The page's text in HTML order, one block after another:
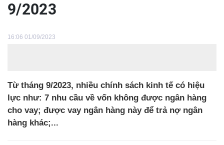
9/2023
16:06 01/09/2023
Từ tháng 9/2023, nhiều chính sách kinh tế có hiệu
lực như: 7 nhu cầu về vốn không được ngân hàng
cho vay; được vay ngân hàng này để trả nợ ngân
hàng khác;...